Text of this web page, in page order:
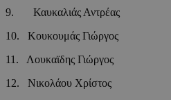
9. Καυκαλιάς Αντρέας
10. Κουκουμάς Γιώργος
11. Λουκαϊδης Γιώργος
12. Νικολάου Χρίστος